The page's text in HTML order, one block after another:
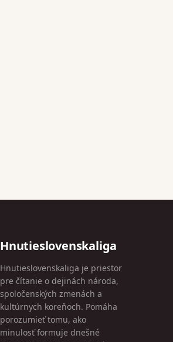
Hnutieslovenskaliga
Hnutieslovenskaliga je priestor
pre čítanie o dejinách národa,
spoločenských zmenách a
kultúrnych koreňoch. Pomáha
porozumieť tomu, ako
minulosť formuje dnešné